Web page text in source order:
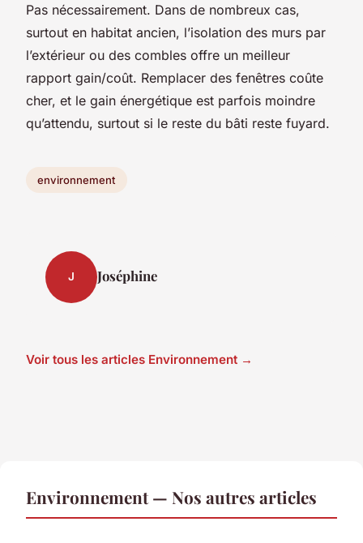
Pas nécessairement. Dans de nombreux cas,
surtout en habitat ancien, l’isolation des murs par
l’extérieur ou des combles offre un meilleur
rapport gain/coût. Remplacer des fenêtres coûte
cher, et le gain énergétique est parfois moindre
qu’attendu, surtout si le reste du bâti reste fuyard.
environnement
J Joséphine
Voir tous les articles Environnement →
Environnement — Nos autres articles